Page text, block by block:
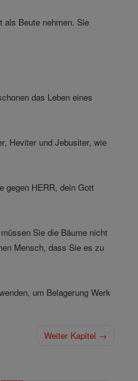
als Beute nehmen. Sie
das Leben eines
Heviter und Jebusiter, wie
gegen HERR, dein Gott
Sie die Bäume nicht
Mensch, dass Sie es zu
um Belagerung Werk
Weiter Kapitel →